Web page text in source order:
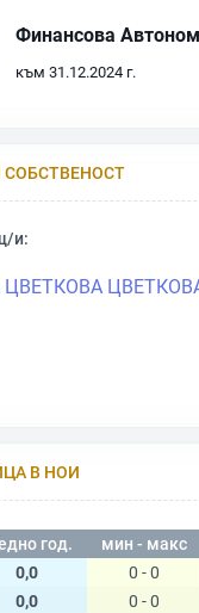
Финансова
към 31.12.2024 г.
СОБСТВЕНОСТ
и:
ЦВЕТКОВА
В НОИ
год. мин - макс
0,0
0 - 0
0,0 0 - 0